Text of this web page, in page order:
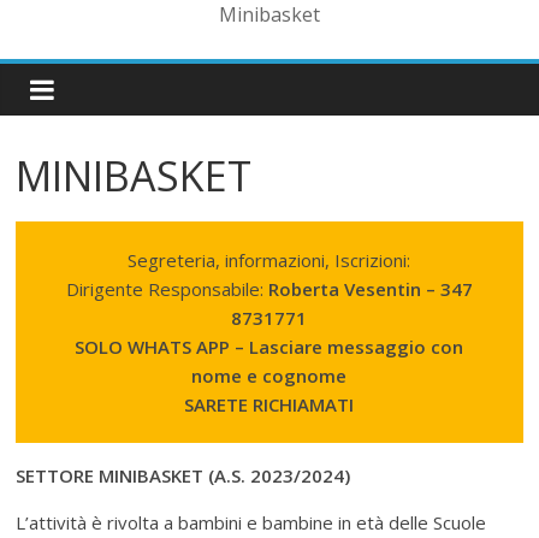
Minibasket
MINIBASKET
Segreteria, informazioni, Iscrizioni:
Dirigente Responsabile: Roberta Vesentin – 347
8731771
SOLO WHATS APP – Lasciare messaggio con
nome e cognome
SARETE RICHIAMATI
SETTORE MINIBASKET (A.S. 2023/2024)
L’attività è rivolta a bambini e bambine in età delle Scuole